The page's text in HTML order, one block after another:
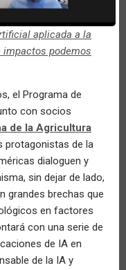
aplicada a la
impactos podemos
el Programa de
con socios
de la Agricultura
protagonistas de la
dialoguen y
sin dejar de lado,
grandes brechas que
en factores
con una serie de
de IA en
de la IA y